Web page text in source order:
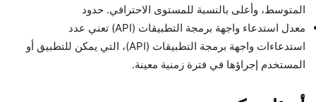
المتوسط، وأعلى بالنسبة للمستوى الاحترافي. حدود
معدل استدعاء واجهة برمجة التطبيقات (API) تعني عدد
استدعاءات واجهة برمجة التطبيقات (API)، التي يمكن للتطبيق أو
المستخدم إجراؤها في فترة زمنية معينة.